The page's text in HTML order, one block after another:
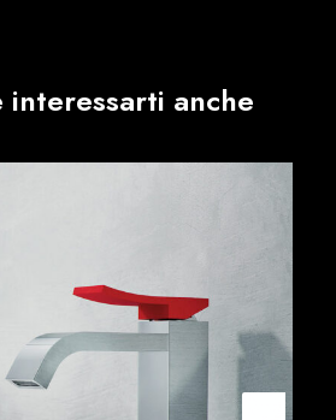
interessarti anche